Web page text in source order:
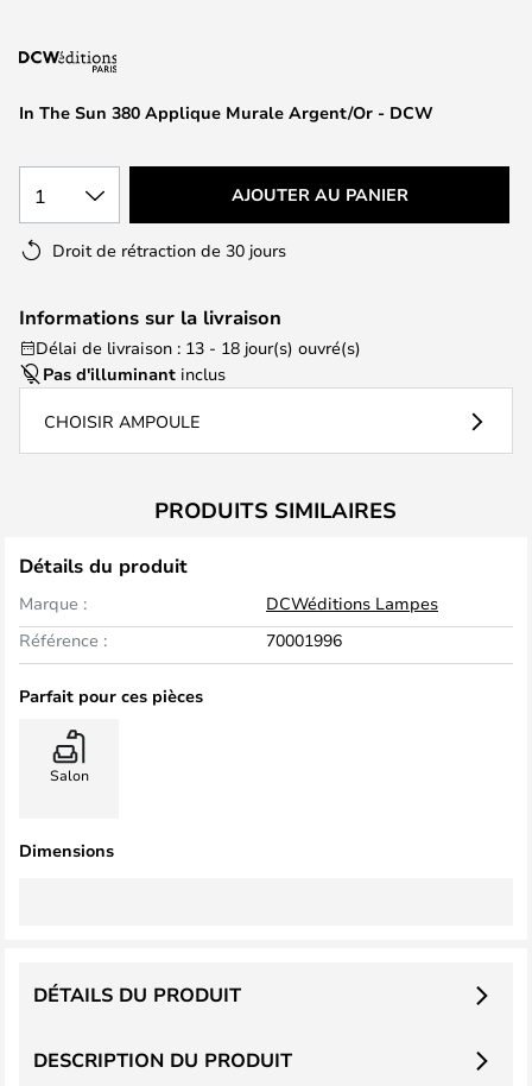
the
gallery
In The Sun 380 Applique Murale Argent/Or - DCW
1 AJOUTER AU PANIER
Droit de rétraction de 30 jours
Informations sur la livraison
Délai de livraison : 13 - 18 jour(s) ouvré(s)
Pas d'illuminant inclus
CHOISIR AMPOULE
PRODUITS SIMILAIRES
Détails du produit
Marque :
DCWéditions Lampes
Référence :
70001996
Parfait pour ces pièces
Salon
Dimensions
DESCRIPTION DU PRODUIT
DÉTAILS DU PRODUIT